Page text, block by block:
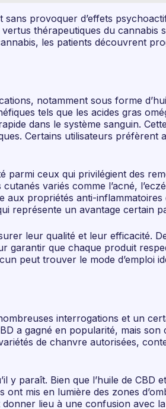
provoquer d’effets
thérapeutiques du
les patients découvrent
notamment sous forme
tels que les acides gras
dans le système sanguin.
Certains utilisateurs
ceux qui privilégient des
variés comme l’acné,
propriétés anti-
représente un avantage certain
leur qualité et leur efficacité.
garantir que chaque produit
peut trouver le mode d’emploi
interrogations et un
a gagné en popularité, mais
de chanvre autorisées,
y paraît. Bien que l’huile de
mis en lumière des zones
lieu à une confusion avec